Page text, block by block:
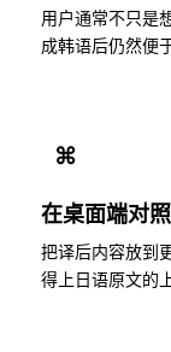
用户通常不只是
成韩语后仍然便
⌘
在桌面端对
把译后内容放到
得上日语原文的